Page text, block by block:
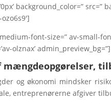
background_color=” src=”
font-size=” av-small-
olznax’ admin_preview_bg=”]
mængdeopgørelser,
og økonomi mindsker
entreprenørerne afgiver